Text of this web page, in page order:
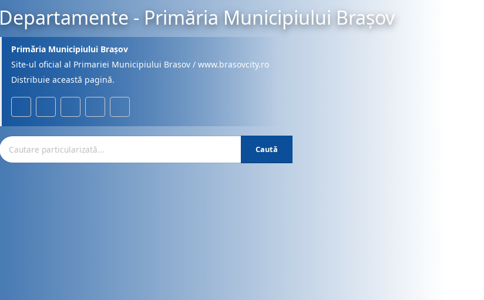
Departamente - Primăria Municipiului Brașov
Primăria Municipiului Brașov
Site-ul oficial al Primariei Municipiului Brasov / www.brasovcity.ro
Distribuie această pagină.
Caută